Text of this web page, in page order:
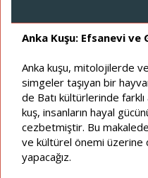
t
r
i
Anka Kuşu: Efsanevi ve
Anka kuşu, mitolojilerde
simgeler taşıyan bir
de Batı kültürlerinde farklı
kuş, insanların hayal
cezbetmiştir. Bu
ve kültürel önemi üzerine
yapacağız.